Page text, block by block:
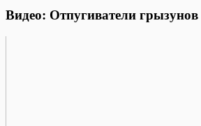
Видео: Отпугиватели грызунов